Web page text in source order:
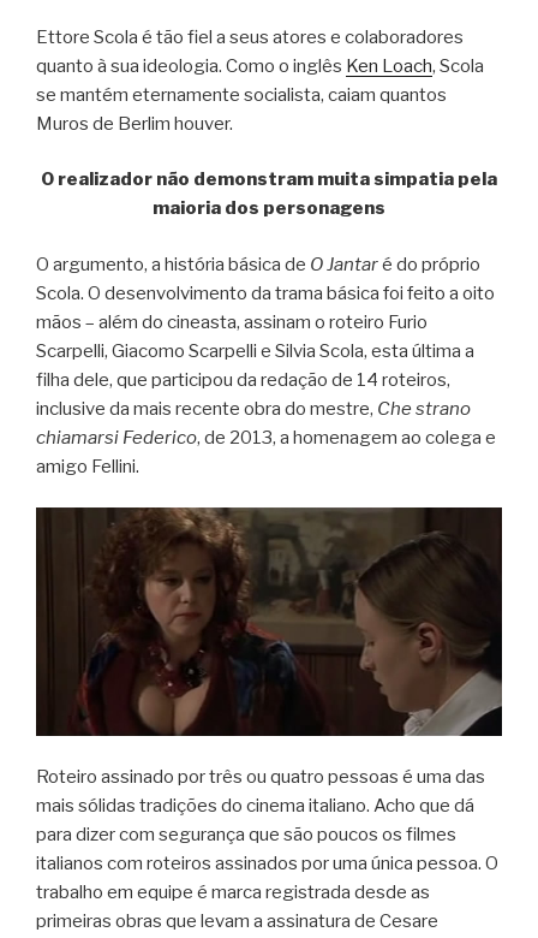
Ettore Scola é tão fiel a seus atores e colaboradores
quanto à sua ideologia. Como o inglês Ken Loach, Scola
se mantém eternamente socialista, caiam quantos
Muros de Berlim houver.
O realizador não demonstram muita simpatia pela
maioria dos personagens
O argumento, a história básica de O Jantaré do próprio
Scola. O desenvolvimento da trama básica foi feito a oito
mãos – além do cineasta, assinam o roteiro Furio
Scarpelli, Giacomo Scarpelli e Silvia Scola, esta última a
filha dele, que participou da redação de 14 roteiros,
inclusive da mais recente obra do mestre, Che strano
chiamarsi Federico, de 2013, a homenagem ao colega e
amigo Fellini.
Roteiro assinado por três ou quatro pessoas é uma das
mais sólidas tradições do cinema italiano. Acho que dá
para dizer com segurança que são poucos os filmes
italianos com roteiros assinados por uma única pessoa. O
trabalho em equipe é marca registrada desde as
primeiras obras que levam a assinatura de Cesare